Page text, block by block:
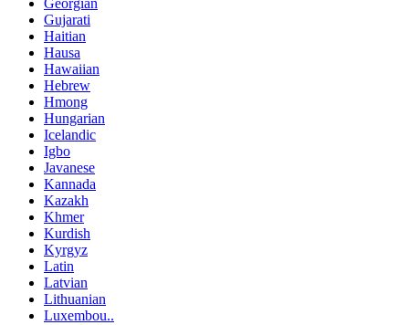
Georgian
Gujarati
Haitian
Hausa
Hawaiian
Hebrew
Hmong
Hungarian
Icelandic
Igbo
Javanese
Kannada
Kazakh
Khmer
Kurdish
Kyrgyz
Latin
Latvian
Lithuanian
Luxembou..